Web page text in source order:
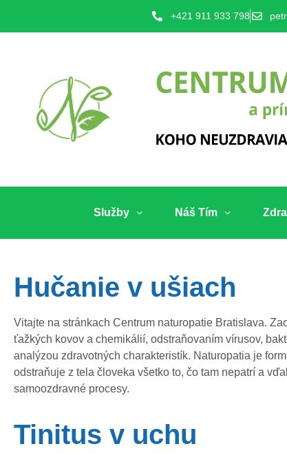
+421 911 933 798
Služby Náš Tím
Hučanie v ušiach
Vitajte na stránkach Centrum naturopatie Bratislava.
ťažkých kovov a chemikálií, odstraňovaním vírusov,
analýzou zdravotných charakteristík. Naturopatia je
odstraňuje z tela človeka všetko to, čo tam nepatrí a
samoozdravné procesy.
Tinitus v uchu